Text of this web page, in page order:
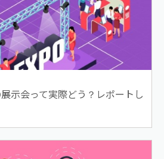
示会って実際どう？レポートし